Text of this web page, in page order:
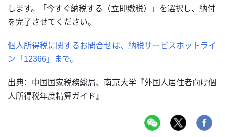
します。「今すぐ納税する（立即缴税）」を選択し、納付
を完了させてください。
個人所得税に関するお問合せは、納税サービスホットライ
ン「12366」まで。
出典：中国国家税務総局、南京大学『外国人居住者向け個
人所得税年度精算ガイド』